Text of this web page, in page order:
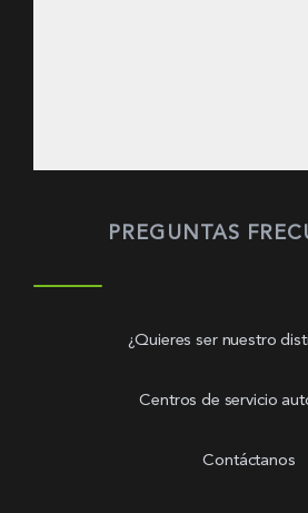
PREGUNTAS
¿Quieres ser nuestro
Centros de servicio
Contáctanos